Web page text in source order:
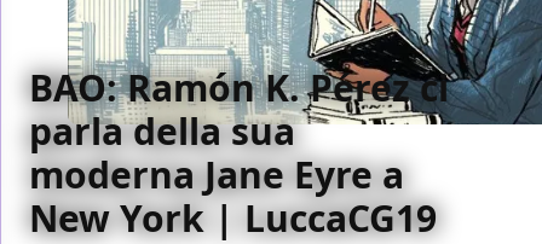
BAO: Ramón K. Pérez ci
parla della sua
moderna Jane Eyre a
New York | LuccaCG19